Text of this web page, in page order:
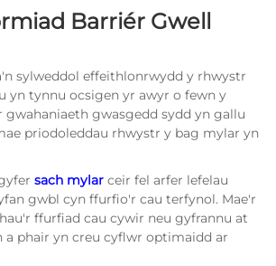
Barriér Gwell
sylweddol effeithlonrwydd y rhwystr
yn tynnu ocsigen yr awyr o fewn y
gwasgedd sydd yn gallu
priodoleddau rhwystr y bag mylar yn
sach mylar ceir fel arfer lefelau
gwbl cyn ffurfio'r cau terfynol. Mae'r
ffurfiad cau cywir neu gyfrannu at
a phair yn creu cyflwr optimaidd ar